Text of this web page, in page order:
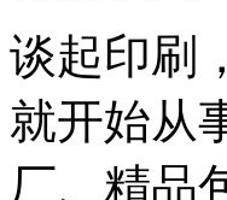
谈起印刷
就开始从
厂、精品